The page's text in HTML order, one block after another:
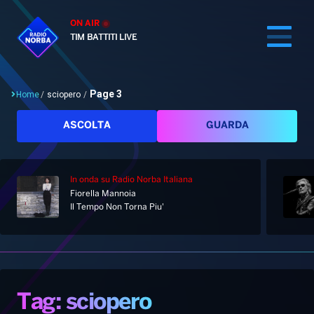
ON AIR
TIM BATTITI LIVE
Home
Palinsesto
Notizie
Home/ sciopero / Page 3
ASCOLTA GUARDA
In onda su Radio Norba Italiana
Fiorella Mannoia
Il Tempo Non Torna Piu'
Tag: sciopero